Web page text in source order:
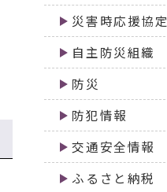
災害時応援協定
自主防災組織
防災
防犯情報
交通安全情報
ふるさと納税